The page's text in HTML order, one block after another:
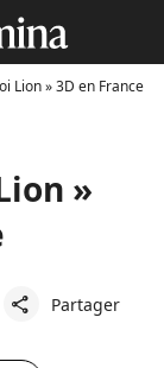
Lion » 3D en France
»
share Partager